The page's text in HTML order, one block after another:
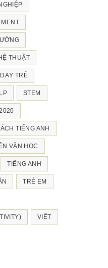
THUẬT
TRẺ
STEM
TIẾNG ANH
VĂN HỌC
TIẾNG ANH
TRẺ EM
VIẾT